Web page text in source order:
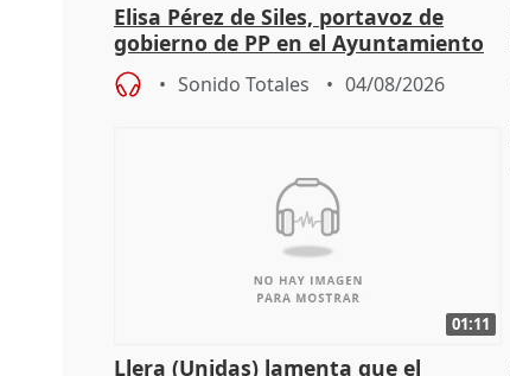
Elisa Pérez de Siles, portavoz de
gobierno de PP en el Ayuntamiento
de Málaga, deja la política
Sonido Totales 04/08/2026
01:11
Llera (Unidas) lamenta que el